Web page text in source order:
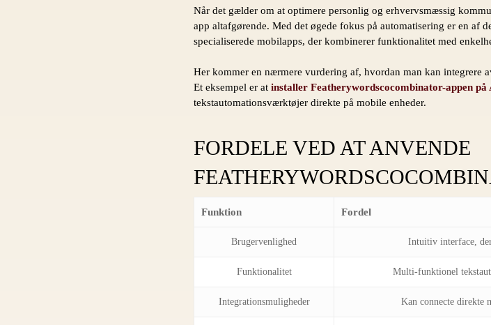
Når det gælder om at optimere personlig og erhvervsmæssig
app altafgørende. Med det øgede fokus på automatisering er en af
specialiserede mobilapps, der kombinerer funktionalitet med
Her kommer en nærmere vurdering af, hvordan man kan integrere
Et eksempel er at installer Featherywordscocombinator-appen på
tekstautomationsværktøjer direkte på mobile enheder.
FORDELE VED AT ANVENDE
Funktion Fordel
Brugervenlighed Intuitiv interface,
Funktionalitet Multi-funktionel
Integrationsmuligheder Kan connecte direkte